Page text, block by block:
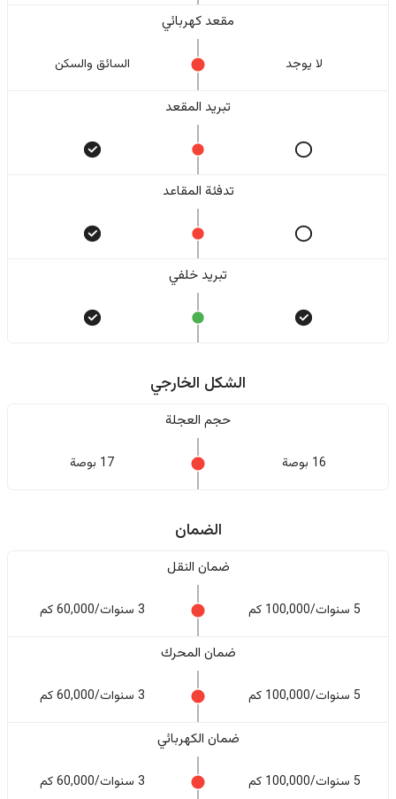
مقعد كهربائي
لا یوجد السائق والسکن
تبريد المقعد
تدفئة المقاعد
تبريد خلفي
الشكل الخارجي
حجم العجلة
16 بوصة 17 بوصة
الضمان
ضمان النقل
5 سنوات/100,000 كم 3 سنوات/60,000 كم
ضمان المحرك
5 سنوات/100,000 كم 3 سنوات/60,000 كم
ضمان الكهربائي
5 سنوات/100,000 كم 3 سنوات/60,000 كم